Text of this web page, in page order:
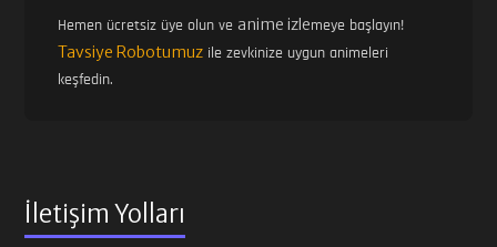
Hemen ücretsiz üye olun ve anime izlemeye başlayın!
Tavsiye Robotumuz ile zevkinize uygun animeleri
keşfedin.
İletişim Yolları